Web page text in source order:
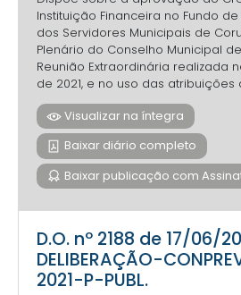
Instituição Financeira no Fundo
dos Servidores Municipais de
Plenário do Conselho Municipal
Reunião Extraordinária realizada
de 2021, e no uso das atribuições
Visualizar na íntegra
Baixar diário completo
Baixar publicação com
D.O. nº 2188 de 17/06/
DELIBERAÇÃO-
2021-P-PUBL.